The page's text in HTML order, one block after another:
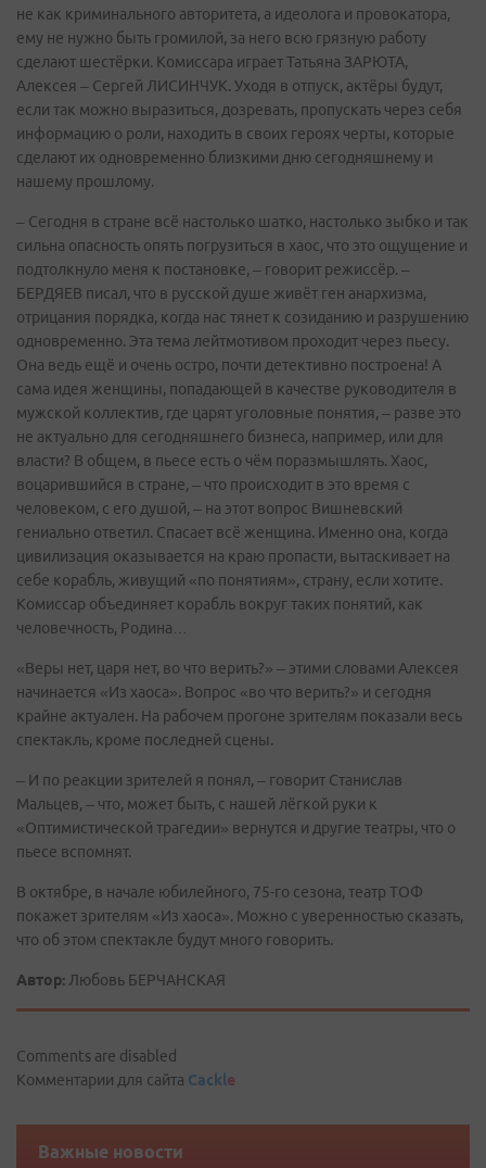
не как криминального авторитета, а идеолога и провокатора,
ему не нужно быть громилой, за него всю грязную работу
сделают шестёрки. Комиссара играет Татьяна ЗАРЮТА,
Алексея – Сергей ЛИСИНЧУК. Уходя в отпуск, актёры будут,
если так можно выразиться, дозревать, пропускать через себя
информацию о роли, находить в своих героях черты, которые
сделают их одновременно близкими дню сегодняшнему и
нашему прошлому.
– Сегодня в стране всё настолько шатко, настолько зыбко и так
сильна опасность опять погрузиться в хаос, что это ощущение и
подтолкнуло меня к постановке, – говорит режиссёр. –
БЕРДЯЕВ писал, что в русской душе живёт ген анархизма,
отрицания порядка, когда нас тянет к созиданию и разрушению
одновременно. Эта тема лейтмотивом проходит через пьесу.
Она ведь ещё и очень остро, почти детективно построена! А
сама идея женщины, попадающей в качестве руководителя в
мужской коллектив, где царят уголовные понятия, – разве это
не актуально для сегодняшнего бизнеса, например, или для
власти? В общем, в пьесе есть о чём поразмышлять. Хаос,
воцарившийся в стране, – что происходит в это время с
человеком, с его душой, – на этот вопрос Вишневский
гениально ответил. Спасает всё женщина. Именно она, когда
цивилизация оказывается на краю пропасти, вытаскивает на
себе корабль, живущий «по понятиям», страну, если хотите.
Комиссар объединяет корабль вокруг таких понятий, как
человечность, Родина…
«Веры нет, царя нет, во что верить?» – этими словами Алексея
начинается «Из хаоса». Вопрос «во что верить?» и сегодня
крайне актуален. На рабочем прогоне зрителям показали весь
спектакль, кроме последней сцены.
– И по реакции зрителей я понял, – говорит Станислав
Мальцев, – что, может быть, с нашей лёгкой руки к
«Оптимистической трагедии» вернутся и другие театры, что о
пьесе вспомнят.
В октябре, в начале юбилейного, 75-го сезона, театр ТОФ
покажет зрителям «Из хаоса». Можно с уверенностью сказать,
что об этом спектакле будут много говорить.
Автор: Любовь БЕРЧАНСКАЯ
Comments are disabled
Комментарии для сайта Cackle
Важные новости